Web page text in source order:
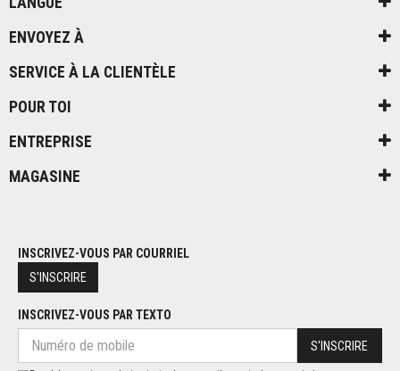
ENVOYEZ À
SERVICE À LA CLIENTÈLE
POUR TOI
ENTREPRISE
MAGASINE
INSCRIVEZ-VOUS PAR COURRIEL
S'INSCRIRE
INSCRIVEZ-VOUS PAR TEXTO
S'INSCRIRE